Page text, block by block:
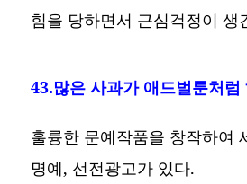
힘을 당하면서 근심걱정이 생
43.많은 사과가 애드벌룬처
훌륭한 문예작품을 창작하여
명예, 선전광고가 있다.